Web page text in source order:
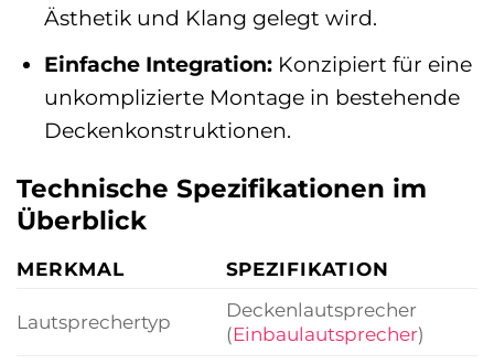
Ästhetik und Klang gelegt wird.
Einfache Integration:Konzipiert für eine
unkomplizierte Montage in bestehende
Deckenkonstruktionen.
Technische Spezifikationen im
Überblick
MERKMAL SPEZIFIKATION
Lautsprechertyp
Deckenlautsprecher
(Einbaulautsprecher)